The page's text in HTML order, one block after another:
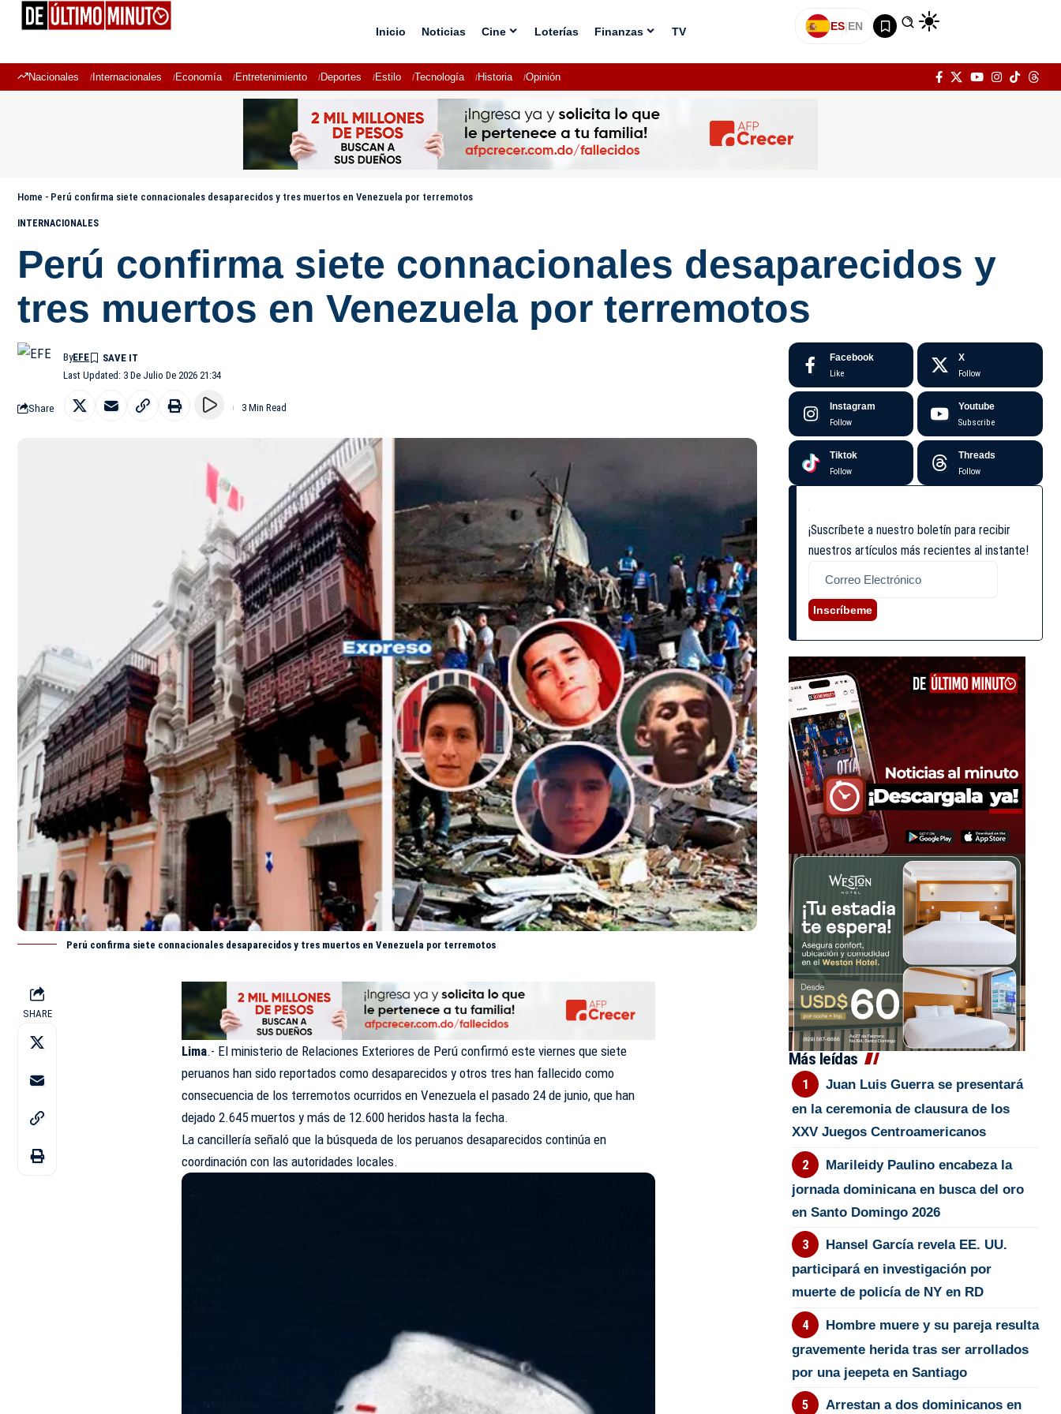
Inicio Noticias Cine Loterías Finanzas TV ES|EN
Nacionales Internacionales Economía Entretenimiento Deportes Estilo Tecnología Historia Opinión
Home - Perú confirma siete connacionales desaparecidos y tres muertos en Venezuela por terremotos
INTERNACIONALES
Perú confirma siete connacionales desaparecidos y
tres muertos en Venezuela por terremotos
Last Updated: 3 De Julio De 2026 21:34
ByEFE
Share 3 Min Read
Perú confirma siete connacionales desaparecidos y tres muertos en Venezuela por terremotos
SHARE
Lima.- El ministerio de Relaciones Exteriores de Perú confirmó este viernes que siete
peruanos han sido reportados como desaparecidos y otros tres han fallecido como
consecuencia de los terremotos ocurridos en Venezuela el pasado 24 de junio, que han
dejado 2.645 muertos y más de 12.600 heridos hasta la fecha.
La cancillería señaló que la búsqueda de los peruanos desaparecidos continúa en
coordinación con las autoridades locales.
Facebook
Like
X
Follow
Instagram
Follow
Youtube
Subscribe
Tiktok
Follow
Threads
Follow
¡Suscríbete a nuestro boletín para recibir
nuestros artículos más recientes al instante!
Inscríbeme
Más leídas
Juan Luis Guerra se presentará
en la ceremonia de clausura de los
XXV Juegos Centroamericanos
Marileidy Paulino encabeza la
jornada dominicana en busca del oro
en Santo Domingo 2026
Hansel García revela EE. UU.
participará en investigación por
muerte de policía de NY en RD
Hombre muere y su pareja resulta
gravemente herida tras ser arrollados
por una jeepeta en Santiago
Arrestan a dos dominicanos en